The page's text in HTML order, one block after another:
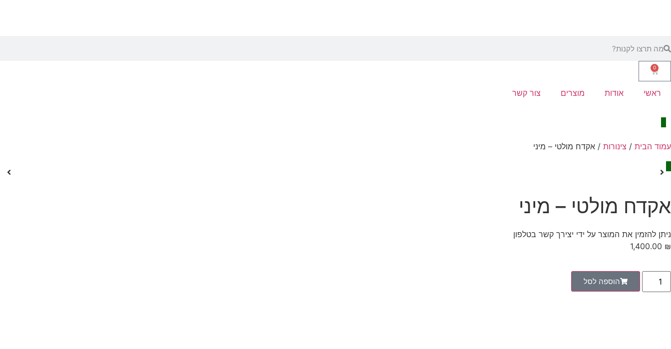
0
ראשי אודות מוצרים צור קשר
עמוד הבית / צינורות / אקדח מולטי – מיני
אקדח מולטי – מיני
ניתן להזמין את המוצר על ידי יצירך קשר בטלפון
1,400.00 ₪
הוספה לסל